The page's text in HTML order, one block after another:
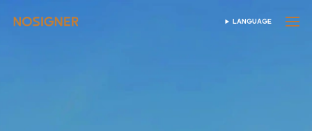
হোম ভাষা নির্বাচন করুন
LANGUAGE